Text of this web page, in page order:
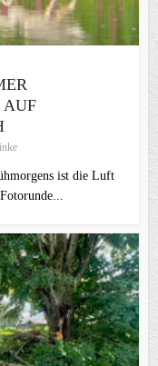
AUF
ist die Luft